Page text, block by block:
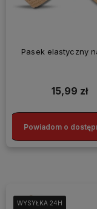
Pasek elastyczny
15,99 zł
Powiadom o
WYSYŁKA 24H
WYSYŁKA 24H
WYSYŁKA 24H
WYSYŁKA 24H